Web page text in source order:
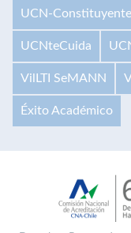
UCN-Constituyente
UCNteCuida
VilLTI SeMANN
Éxito Académico